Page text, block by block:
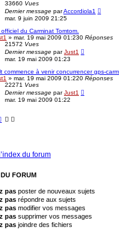
33660 Vues
Dernier message parAccordiola1
mar. 9 juin 2009 21:25
du Carminat Tomtom.
» mar. 19 mai 2009 01:230 Réponses
21572 Vues
Dernier message parJust1
mar. 19 mai 2009 01:23
commence à venir concurrencer gps-
» mar. 19 mai 2009 01:220 Réponses
22271 Vues
Dernier message parJust1
mar. 19 mai 2009 01:22
du forum
FORUM
pas poster de nouveaux sujets
pas répondre aux sujets
pas modifier vos messages
pas supprimer vos messages
pas joindre des fichiers